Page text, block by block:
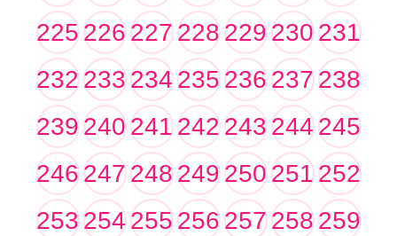
225226227228229230231
232233234235236237238
239240241242243244245
246247248249250251252
253254255256257258259